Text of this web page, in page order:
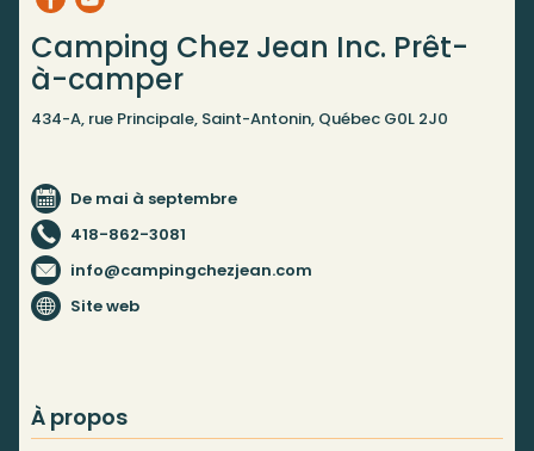
Camping Chez Jean Inc. Prêt-
à-camper
434-A, rue Principale, Saint-Antonin, Québec G0L 2J0
De mai à septembre
418-862-3081
info@campingchezjean.com
Site web
À propos